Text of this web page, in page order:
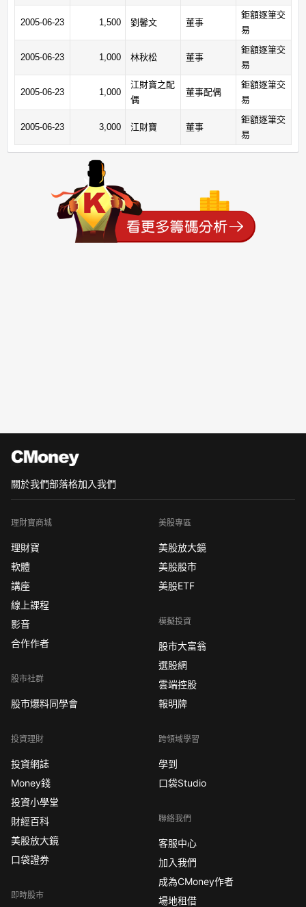
2005-06-23 1,500 劉馨文 董事
鉅額逐筆交
易
2005-06-23 1,000 林秋松 董事
鉅額逐筆交
易
2005-06-23 1,000
江財寶之配
偶
董事配偶
鉅額逐筆交
易
2005-06-23 3,000 江財寶 董事
鉅額逐筆交
易
關於我們部落格加入我們
理財寶商城
理財寶
軟體
講座
線上課程
影音
合作作者
股市社群
股市爆料同學會
投資理財
投資網誌
Money錢
投資小學堂
財經百科
美股放大鏡
口袋證券
即時股市
美股專區
美股放大鏡
美股股市
美股ETF
模擬投資
股市大富翁
選股網
雲端控股
報明牌
跨領域學習
學到
口袋Studio
聯絡我們
客服中心
加入我們
成為CMoney作者
場地租借